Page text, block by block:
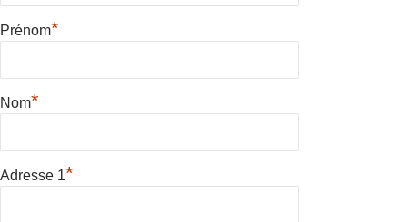
Prénom*
Nom*
Adresse 1*